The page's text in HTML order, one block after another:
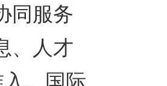
同服务
、人才
、国际